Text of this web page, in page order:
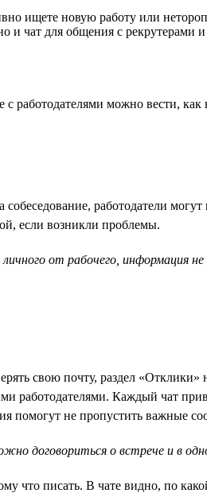
ищете новую работу или
чат для общения с рекрутерами
работодателями можно вести,
работодатели
если возникли проблемы.
от рабочего, информация
свою почту, раздел
работодателями. Каждый чат
помогут не пропустить важные
договориться о встрече и в
что писать. В чате видно, по